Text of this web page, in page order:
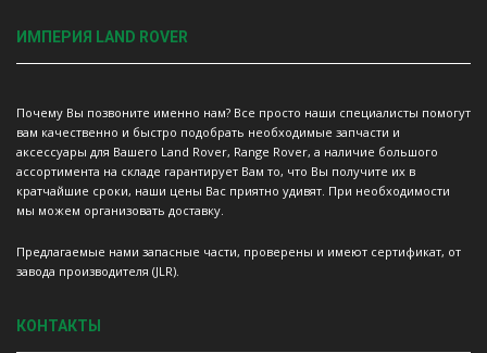
ИМПЕРИЯ LAND ROVER
Почему Вы позвоните именно нам? Все просто наши специалисты помогут
вам качественно и быстро подобрать необходимые запчасти и
аксессуары для Вашего Land Rover, Range Rover, а наличие большого
ассортимента на складе гарантирует Вам то, что Вы получите их в
кратчайшие сроки, наши цены Вас приятно удивят. При необходимости
мы можем организовать доставку.
Предлагаемые нами запасные части, проверены и имеют сертификат, от
завода производителя (JLR).
КОНТАКТЫ